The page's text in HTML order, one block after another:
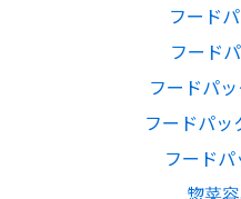
フードパ
フードパ
フードパッ
フードパッ
フードパ
惣菜容